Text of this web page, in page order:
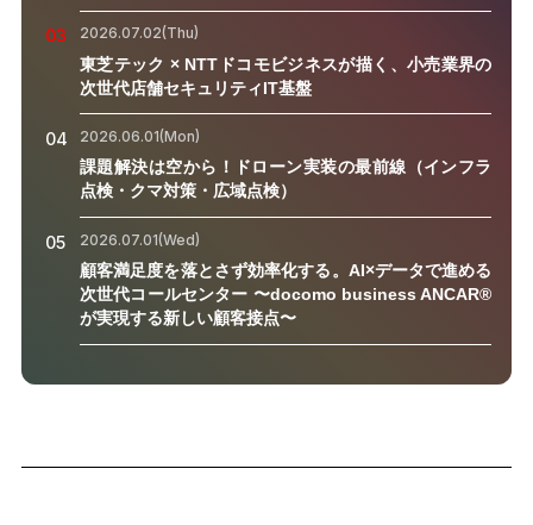
03 2026.07.02(Thu)
東芝テック × NTTドコモビジネスが描く、小売業界の
次世代店舗セキュリティIT基盤
04 2026.06.01(Mon)
課題解決は空から！ドローン実装の最前線（インフラ
点検・クマ対策・広域点検）
05 2026.07.01(Wed)
顧客満足度を落とさず効率化する。AI×データで進める
次世代コールセンター 〜docomo business ANCAR®
が実現する新しい顧客接点〜